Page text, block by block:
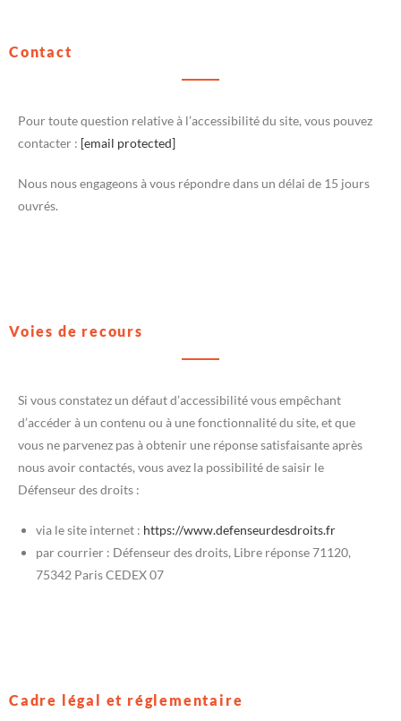
Contact
Pour toute question relative à l’accessibilité du site, vous pouvez
contacter : [email protected]
Nous nous engageons à vous répondre dans un délai de 15 jours
ouvrés.
Voies de recours
Si vous constatez un défaut d’accessibilité vous empêchant
d’accéder à un contenu ou à une fonctionnalité du site, et que
vous ne parvenez pas à obtenir une réponse satisfaisante après
nous avoir contactés, vous avez la possibilité de saisir le
Défenseur des droits :
via le site internet : https://www.defenseurdesdroits.fr
par courrier : Défenseur des droits, Libre réponse 71120,
75342 Paris CEDEX 07
Cadre légal et réglementaire